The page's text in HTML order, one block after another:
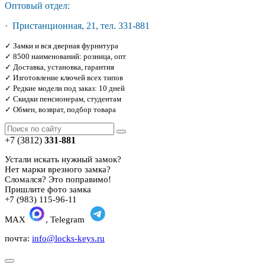
Оптовый отдел:
· Пристанционная, 21, тел. 331-881
✓ Замки и вся дверная фурнитура
✓ 8500 наименований: розница, опт
✓ Доставка, установка, гарантия
✓ Изготовление ключей всех типов
✓ Редкие модели под заказ: 10 дней
✓ Скидки пенсионерам, студентам
✓ Обмен, возврат, подбор товара
+7 (3812) 331-881
Устали искать нужный замок?
Нет марки врезного замка?
Сломался? Это поправимо!
Пришлите фото замка
+7 (983) 115-96-11
MAX
, Telegram
почта: info@locks-keys.ru